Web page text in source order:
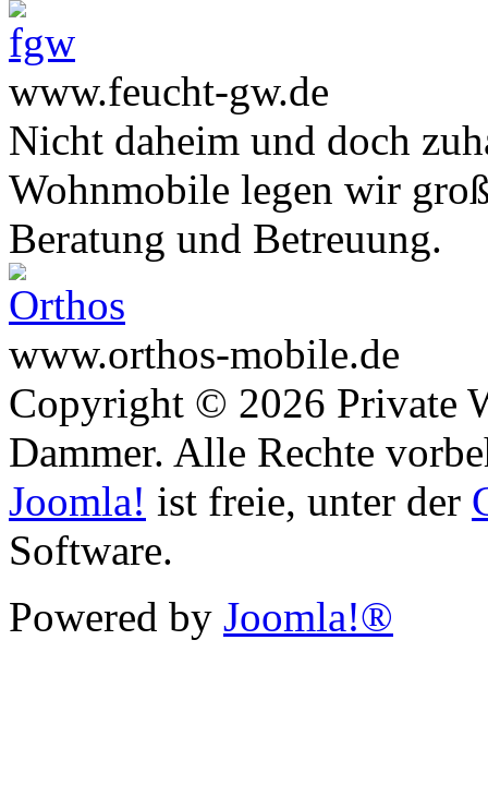
www.feucht-gw.de
Nicht daheim und doch
Wohnmobile legen wir
Beratung und Betreuung.
www.orthos-mobile.de
Copyright © 2026 Private
Dammer. Alle Rechte
Joomla! ist freie, unter der
Software.
Powered by Joomla!®